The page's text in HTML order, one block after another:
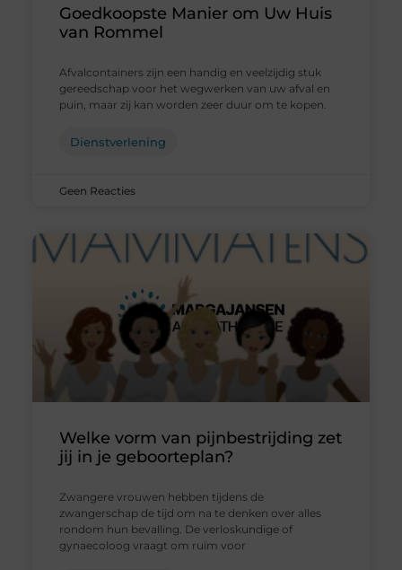
Goedkoopste Manier om Uw Huis
van Rommel
Afvalcontainers zijn een handig en veelzijdig stuk
gereedschap voor het wegwerken van uw afval en
puin, maar zij kan worden zeer duur om te kopen.
Dienstverlening
Geen Reacties
Welke vorm van pijnbestrijding zet
jij in je geboorteplan?
Zwangere vrouwen hebben tijdens de
zwangerschap de tijd om na te denken over alles
rondom hun bevalling. De verloskundige of
gynaecoloog vraagt om ruim voor